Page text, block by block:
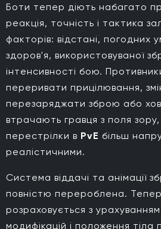
Боти тепер діють набагато
реакція, точність і тактика
факторів: відстані, погодних
здоров'я, використовуваної
інтенсивності бою.
переривати прицілювання,
перезаряджати зброю або
втрачають гравця з поля
перестрілки в PvE більш
реалістичними.
Система віддачі та анімації
повністю перероблена.
розраховується з
модифікацій і положення